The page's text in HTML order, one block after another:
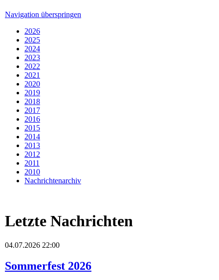
Navigation überspringen
2026
2025
2024
2023
2022
2021
2020
2019
2018
2017
2016
2015
2014
2013
2012
2011
2010
Nachrichtenarchiv
Letzte Nachrichten
04.07.2026 22:00
Sommerfest 2026